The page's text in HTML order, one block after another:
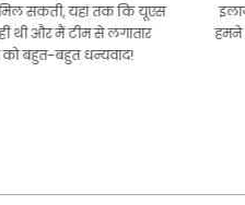
बांग्लादेश से भारत की मेरी यात्रा में मेरी
चुनने में सही चुनाव किया। वे इलाज के बाद
साथ एक अच्छा रिश्ता रखते हैं